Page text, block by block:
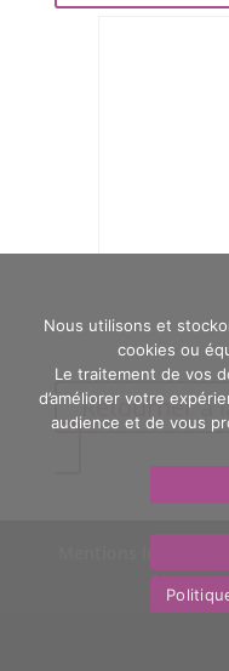
Retourner à
Nous
Nous utilisons et
cookies ou
Le traitement de vos
d’améliorer votre
audience et de vous